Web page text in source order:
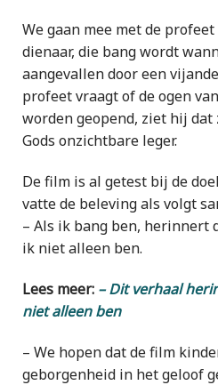
We gaan mee met de
dienaar, die bang wordt
aangevallen door een
profeet vraagt of de ogen
worden geopend, ziet hij
Gods onzichtbare leger.
De film is al getest bij de
vatte de beleving als volgt
– Als ik bang ben, herinnert
ik niet alleen ben.
Lees meer: – Dit verhaal
niet alleen ben
– We hopen dat de film
geborgenheid in het geloof